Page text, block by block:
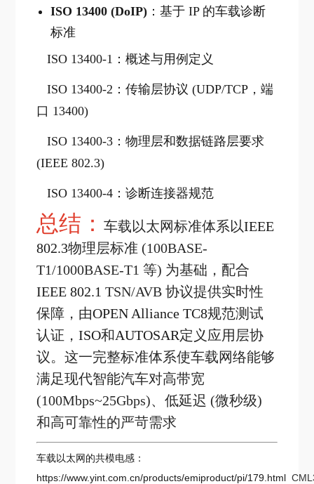
ISO 13400 (DoIP) ：基于 IP 的车载诊断
标准
ISO 13400-1：概述与用例定义
ISO 13400-2：传输层协议 (UDP/TCP，端
口 13400)
ISO 13400-3：物理层和数据链路层要求
(IEEE 802.3)
ISO 13400-4：诊断连接器规范
总结：车载以太网标准体系以IEEE
802.3物理层标准 (100BASE-
T1/1000BASE-T1 等) 为基础，配合
IEEE 802.1 TSN/AVB 协议提供实时性
保障，由OPEN Alliance TC8规范测试
认证，ISO和AUTOSAR定义应用层协
议。这一完整标准体系使车载网络能够
满足现代智能汽车对高带宽
(100Mbps~25Gbps)、低延迟 (微秒级)
和高可靠性的严苛需求
车载以太网的共模电感：
https://www.yint.com.cn/products/emiproduct/pi/179.html